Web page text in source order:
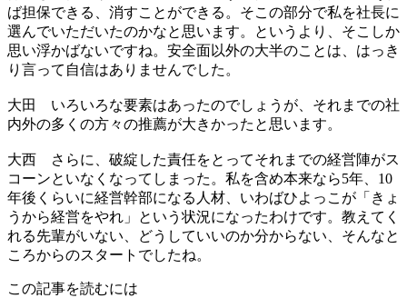
ば担保できる、消すことができる。そこの部分で私を社長に
選んでいただいたのかなと思います。というより、そこしか
思い浮かばないですね。安全面以外の大半のことは、はっき
り言って自信はありませんでした。
大田
いろいろな要素はあったのでしょうが、それまでの社
内外の多くの方々の推薦が大きかったと思います。
大西 さらに、破綻した責任をとってそれまでの経営陣がス
コーンといなくなってしまった。私を含め本来なら5年、10
年後くらいに経営幹部になる人材、いわばひよっこが「きょ
うから経営をやれ」という状況になったわけです。教えてく
れる先輩がいない、どうしていいのか分からない、そんなと
ころからのスタートでしたね。
この記事を読むには